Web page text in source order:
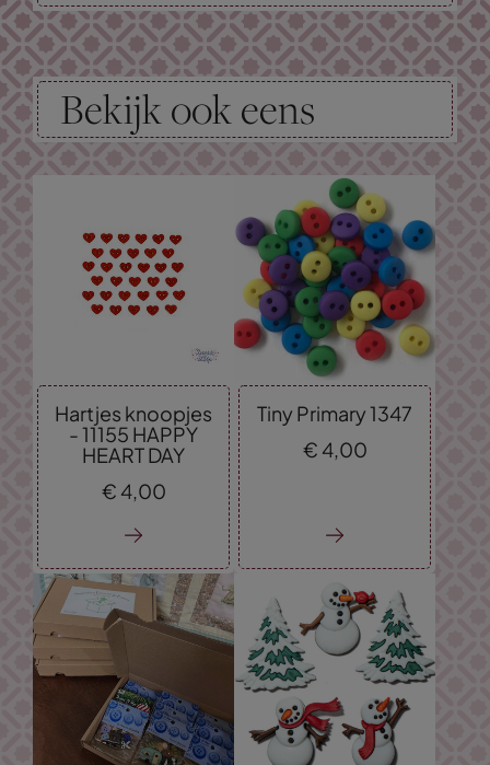
Bekijk ook eens
Hartjes knoopjes
- 11155 HAPPY
HEART DAY
€ 4,00
Tiny Primary 1347
€ 4,00